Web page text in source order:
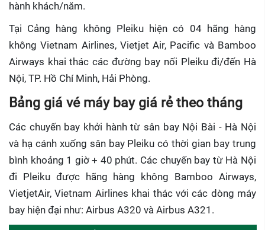
hành khách/năm.
Tại Cảng hàng không Pleiku hiện có 04 hãng hàng
không Vietnam Airlines, Vietjet Air, Pacific và Bamboo
Airways khai thác các đường bay nối Pleiku đi/đến Hà
Nội, TP. Hồ Chí Minh, Hải Phòng.
Bảng giá vé máy bay giá rẻ theo tháng
Các chuyến bay khởi hành từ sân bay Nội Bài - Hà Nội
và hạ cánh xuống sân bay Pleiku có thời gian bay trung
bình khoảng 1 giờ + 40 phút. Các chuyến bay từ Hà Nội
đi Pleiku được hãng hàng không Bamboo Airways,
VietjetAir, Vietnam Airlines khai thác với các dòng máy
bay hiện đại như: Airbus A320 và Airbus A321.